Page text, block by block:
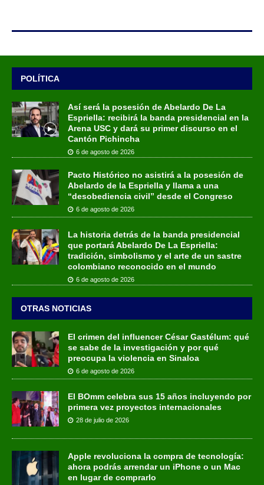
POLÍTICA
Así será la posesión de Abelardo De La
Espriella: recibirá la banda presidencial en la
Arena USC y dará su primer discurso en el
Cantón Pichincha
6 de agosto de 2026
Pacto Histórico no asistirá a la posesión de
Abelardo de la Espriella y llama a una
“desobediencia civil” desde el Congreso
6 de agosto de 2026
La historia detrás de la banda presidencial
que portará Abelardo De La Espriella:
tradición, simbolismo y el arte de un sastre
colombiano reconocido en el mundo
6 de agosto de 2026
OTRAS NOTICIAS
El crimen del influencer César Gastélum: qué
se sabe de la investigación y por qué
preocupa la violencia en Sinaloa
6 de agosto de 2026
El BOmm celebra sus 15 años incluyendo por
primera vez proyectos internacionales
28 de julio de 2026
Apple revoluciona la compra de tecnología:
ahora podrás arrendar un iPhone o un Mac
en lugar de comprarlo